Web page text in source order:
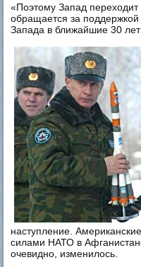
«Поэтому Запад переходит
обращается за поддержкой
Запада в ближайшие 30
наступление.
силами НАТО в
очевидно, изменилось.